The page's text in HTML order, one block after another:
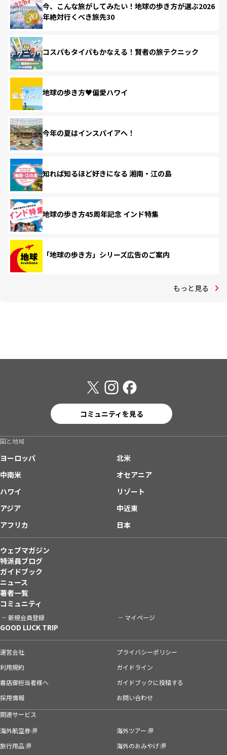
今、こんな旅がしてみたい！地球の歩き方が選ぶ2026
年絶対行くべき旅先30
コスパもタイパもかなえる！賢者の旅テクニック
地球の歩き方♥偏愛ハワイ
今年の夏はインスパイアへ！
知れば知るほど好きになる 湘南・江の島
地球の歩き方45周年記念 インド特集
「地球の歩き方」シリーズ広告のご案内
もっと見る
コミュニティを見る
国と地域
ヨーロッパ
北米
中南米
オセアニア
ハワイ
リゾート
アジア
中近東
アフリカ
日本
ウェブマガジン
特派員ブログ
ガイドブック
ニュース
著者一覧
コミュニティ
新規会員登録 マイページ
GOOD LUCK TRIP
運営会社
プライバシーポリシー
利用規約
ガイドライン
書店御担当者様へ
ガイドブックに投稿する
採用情報
お問い合わせ
関連サービス
海外航空券
海外ツアー
旅行用品
海外のおみやげ